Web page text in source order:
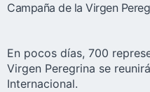
Campaña de la Virgen
En pocos días, 700
Virgen Peregrina se
Internacional.